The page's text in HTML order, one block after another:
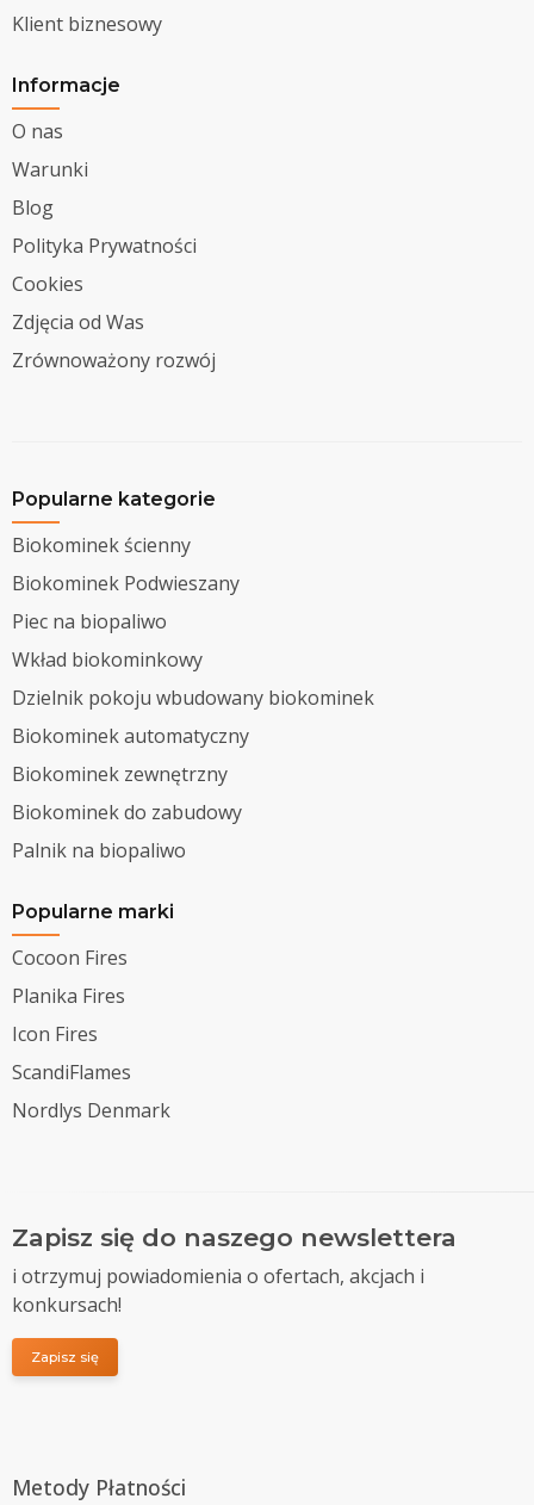
Klient biznesowy
Informacje
O nas
Warunki
Blog
Polityka Prywatności
Cookies
Zdjęcia od Was
Zrównoważony rozwój
Popularne kategorie
Biokominek ścienny
Biokominek Podwieszany
Piec na biopaliwo
Wkład biokominkowy
Dzielnik pokoju wbudowany biokominek
Biokominek automatyczny
Biokominek zewnętrzny
Biokominek do zabudowy
Palnik na biopaliwo
Popularne marki
Cocoon Fires
Planika Fires
Icon Fires
ScandiFlames
Nordlys Denmark
Zapisz się do naszego newslettera
i otrzymuj powiadomienia o ofertach, akcjach i
konkursach!
Zapisz się
Metody Płatności